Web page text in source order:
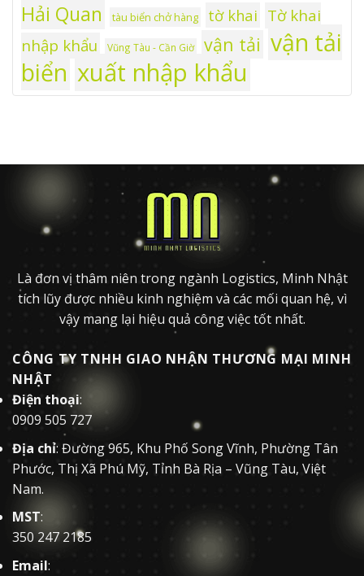
Hải Quan
tàu biển chở hàng tờ khai Tờ khai
nhập khẩu
Vũng Tàu - Cần Giờ vận tải vận tải
biển xuất nhập khẩu
Là đơn vị thâm niên trong ngành Logistics, Minh Nhật
tích lũy được nhiều kinh nghiệm và các mối quan hệ, vì
vậy mang lại hiệu quả công việc tốt nhất.
CÔNG TY TNHH GIAO NHẬN THƯƠNG MẠI MINH
NHẬT
Điện thoại:
0909 505 727
Địa chỉ: Đường 965, Khu Phố Song Vĩnh, Phường Tân
Phước, Thị Xã Phú Mỹ, Tỉnh Bà Rịa – Vũng Tàu, Việt
Nam.
MST:
350 247 2185
Email: